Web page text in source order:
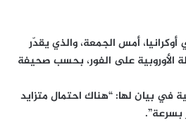
أمس الجمعة، والذي يقدّر
الدولة الأوروبية على الفور، بحسب صحيفة
في بيان لها: “هناك احتمال متزايد
بسرعة”.